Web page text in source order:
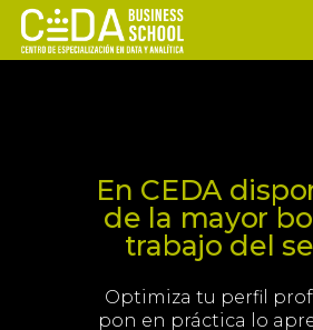
En CEDA
de la mayor
trabajo del
Optimiza tu perfil
pon en práctica lo